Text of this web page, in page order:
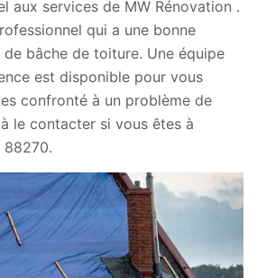
aux services de MW Rénovation .
qui a une bonne
bâche de toiture. Une équipe
est disponible pour vous
confronté à un problème de
le contacter si vous êtes à
88270.